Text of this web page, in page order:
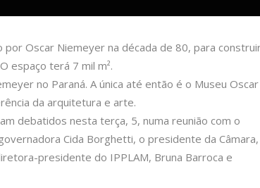
Oscar Niemeyer na década de 80, para
espaço terá 7 mil m².
no Paraná. A única até então é o Museu Oscar
da arquitetura e arte.
debatidos nesta terça, 5, numa reunião com o
Cida Borghetti, o presidente da Câmara,
presidente do IPPLAM, Bruna Barroca e